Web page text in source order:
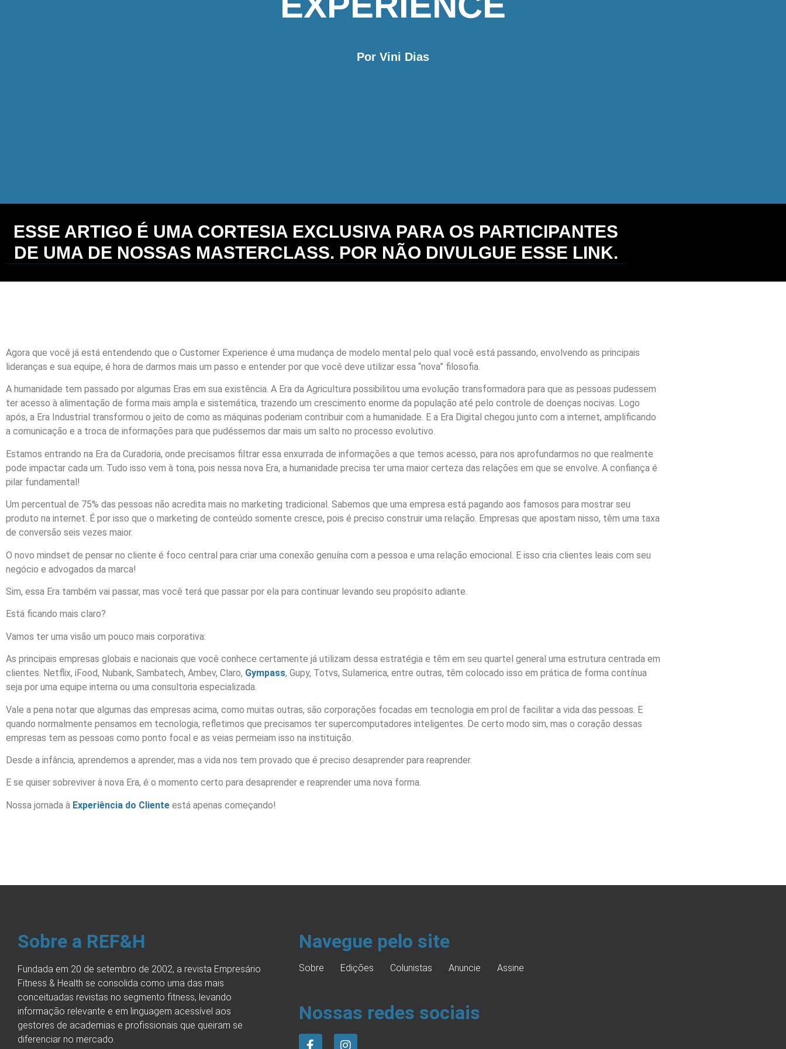
Por Vini Dias
ESSE ARTIGO É UMA CORTESIA EXCLUSIVA PARA OS PARTICIPANTES
DE UMA DE NOSSAS MASTERCLASS. POR NÃO DIVULGUE ESSE LINK.
Agora que você já está entendendo que o Customer Experience é uma mudança de modelo mental pelo qual você está passando, envolvendo as principais
lideranças e sua equipe, é hora de darmos mais um passo e entender por que você deve utilizar essa “nova” filosofia.
A humanidade tem passado por algumas Eras em sua existência. A Era da Agricultura possibilitou uma evolução transformadora para que as pessoas pudessem
ter acesso à alimentação de forma mais ampla e sistemática, trazendo um crescimento enorme da população até pelo controle de doenças nocivas. Logo
após, a Era Industrial transformou o jeito de como as máquinas poderiam contribuir com a humanidade. E a Era Digital chegou junto com a internet, amplificando
a comunicação e a troca de informações para que pudéssemos dar mais um salto no processo evolutivo.
Estamos entrando na Era da Curadoria, onde precisamos filtrar essa enxurrada de informações a que temos acesso, para nos aprofundarmos no que realmente
pode impactar cada um. Tudo isso vem à tona, pois nessa nova Era, a humanidade precisa ter uma maior certeza das relações em que se envolve. A confiança é
pilar fundamental!
Um percentual de 75% das pessoas não acredita mais no marketing tradicional. Sabemos que uma empresa está pagando aos famosos para mostrar seu
produto na internet. É por isso que o marketing de conteúdo somente cresce, pois é preciso construir uma relação. Empresas que apostam nisso, têm uma taxa
de conversão seis vezes maior.
O novo mindset de pensar no cliente é foco central para criar uma conexão genuína com a pessoa e uma relação emocional. E isso cria clientes leais com seu
negócio e advogados da marca!
Sim, essa Era também vai passar, mas você terá que passar por ela para continuar levando seu propósito adiante.
Está ficando mais claro?
Vamos ter uma visão um pouco mais corporativa:
As principais empresas globais e nacionais que você conhece certamente já utilizam dessa estratégia e têm em seu quartel general uma estrutura centrada em
clientes. Netflix, iFood, Nubank, Sambatech, Ambev, Claro, Gympass, Gupy, Totvs, Sulamerica, entre outras, têm colocado isso em prática de forma contínua
seja por uma equipe interna ou uma consultoria especializada.
Vale a pena notar que algumas das empresas acima, como muitas outras, são corporações focadas em tecnologia em prol de facilitar a vida das pessoas. E
quando normalmente pensamos em tecnologia, refletimos que precisamos ter supercomputadores inteligentes. De certo modo sim, mas o coração dessas
empresas tem as pessoas como ponto focal e as veias permeiam isso na instituição.
Desde a infância, aprendemos a aprender, mas a vida nos tem provado que é preciso desaprender para reaprender.
E se quiser sobreviver à nova Era, é o momento certo para desaprender e reaprender uma nova forma.
Nossa jornada à Experiência do Cliente está apenas começando!
Sobre a REF&H
Fundada em 20 de setembro de 2002, a revista Empresário
Fitness & Health se consolida como uma das mais
conceituadas revistas no segmento fitness, levando
informação relevante e em linguagem acessível aos
gestores de academias e profissionais que queiram se
diferenciar no mercado.
Navegue pelo site
Sobre Edições Colunistas Anuncie Assine
Nossas redes sociais